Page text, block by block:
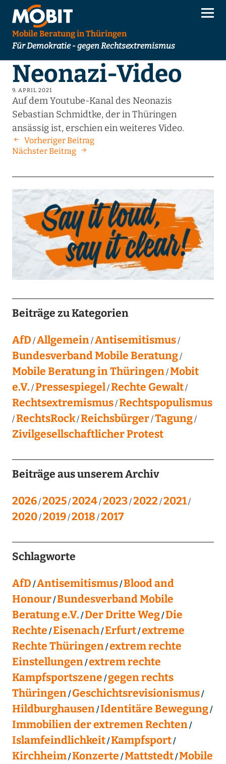
Mobile Beratung in Thüringen
Für Demokratie - gegen Rechtsextremismus
Neonazi-Video
9. APRIL 2021
Auf dem Youtube-Kanal des Neonazis
Sebastian Schmidtke, der in Thüringen
ansässig ist, erschien ein weiteres Video.
Vorheriger Beitrag
Nächster Beitrag
Beiträge zu Kategorien
AfD Allgemein Antisemitismus
Bundesverband Mobile Beratung
Mobile Beratung in Thüringen Mobit
e.V. Pressespiegel Rechte Gewalt
Rechtsextremismus Rechtspopulismus
RechtsRock Reichsbürger Tagung
Zivilgesellschaftlicher Protest
Beiträge aus unserem Archiv
2026 2025 2024 2023 2022 2021
2020 2019 2018 2017
Schlagworte
AfD Antisemitismus Blood and
Honour Bundesverband Mobile
Beratung e.V. Der Dritte Weg Die
Rechte Eisenach Erfurt extreme
Rechte Thüringen extrem rechte
Einstellungen extrem rechte
Kampfsportszene gegen rechts
Thüringen Geschichtsrevisionismus
Hildburghausen Identitäre Bewegung
Immobilien der extremen Rechten
Islamfeindlichkeit Kampfsport
Kirchheim Konzerte Mattstedt Mobile